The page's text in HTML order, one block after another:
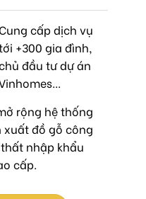
cấp dịch vụ
+300 gia đình,
đầu tư dự án
rộng hệ thống
xuất đồ gỗ công
nhập khẩu
cấp.